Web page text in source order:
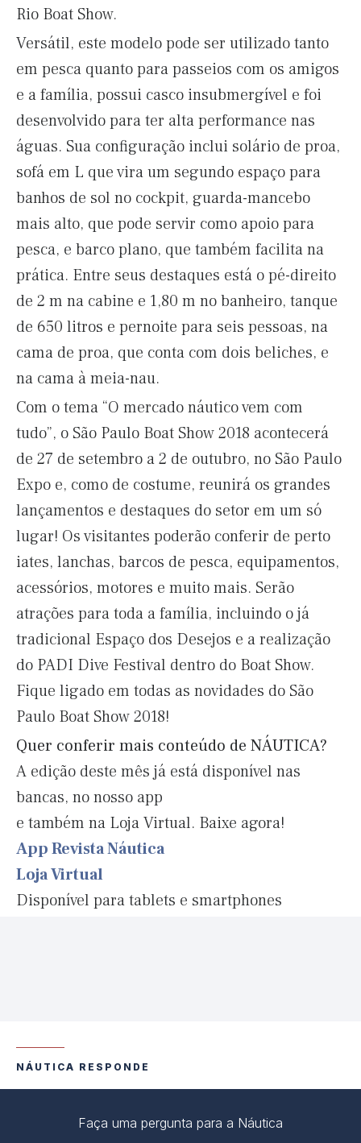
Rio Boat Show.
Versátil, este modelo pode ser utilizado tanto
em pesca quanto para passeios com os amigos
e a família, possui casco insubmergível e foi
desenvolvido para ter alta performance nas
águas. Sua configuração inclui solário de proa,
sofá em L que vira um segundo espaço para
banhos de sol no cockpit, guarda-mancebo
mais alto, que pode servir como apoio para
pesca, e barco plano, que também facilita na
prática. Entre seus destaques está o pé-direito
de 2 m na cabine e 1,80 m no banheiro, tanque
de 650 litros e pernoite para seis pessoas, na
cama de proa, que conta com dois beliches, e
na cama à meia-nau.
Com o tema “O mercado náutico vem com
tudo”, o São Paulo Boat Show 2018 acontecerá
de 27 de setembro a 2 de outubro, no São Paulo
Expo e, como de costume, reunirá os grandes
lançamentos e destaques do setor em um só
lugar! Os visitantes poderão conferir de perto
iates, lanchas, barcos de pesca, equipamentos,
acessórios, motores e muito mais. Serão
atrações para toda a família, incluindo o já
tradicional Espaço dos Desejos e a realização
do PADI Dive Festival dentro do Boat Show.
Fique ligado em todas as novidades do São
Paulo Boat Show 2018!
Quer conferir mais conteúdo de NÁUTICA?
A edição deste mês já está disponível nas
bancas, no nosso app
e também na Loja Virtual. Baixe agora!
App Revista Náutica
Loja Virtual
Disponível para tablets e smartphones
NÁUTICA RESPONDE
Faça uma pergunta para a Náutica